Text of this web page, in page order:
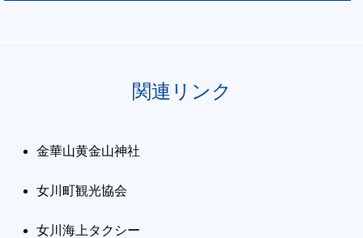
関連リンク
金華山黄金山神社
女川町観光協会
女川海上タクシー